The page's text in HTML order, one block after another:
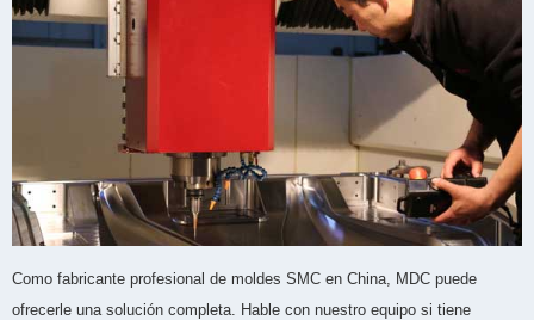
Como fabricante profesional de moldes SMC en China, MDC puede
ofrecerle una solución completa. Hable con nuestro equipo si tiene